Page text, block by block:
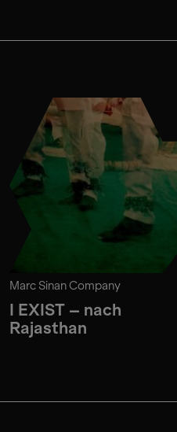
Marc Sinan Company
I EXIST – nach
Rajasthan